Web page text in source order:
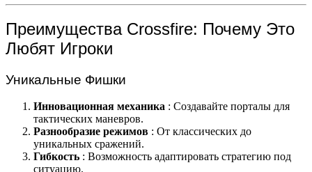
Преимущества Crossfire: Почему Это
Любят Игроки
Уникальные Фишки
Инновационная механика : Создавайте порталы для
тактических маневров.
Разнообразие режимов : От классических до
уникальных сражений.
Гибкость : Возможность адаптировать стратегию под
ситуацию.